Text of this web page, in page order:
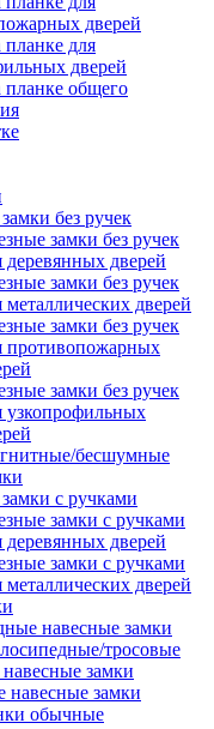
дверей
для
дверей
планке общего
без ручек
замки без ручек
деревянных дверей
замки без ручек
металлических дверей
замки без ручек
противопожарных
замки без ручек
узкопрофильных
бесшумные
с ручками
замки с ручками
деревянных дверей
замки с ручками
металлических дверей
навесные замки
тросовые
замки
замки
обычные